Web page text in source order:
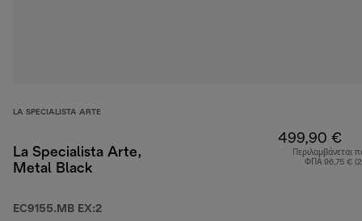
LA SPECIALISTA ARTE
La Specialista Arte,
Metal Black
EC9155.MB EX:2
499,90 €
Περιλαμβάνεται
ΦΠΑ 96,75 €